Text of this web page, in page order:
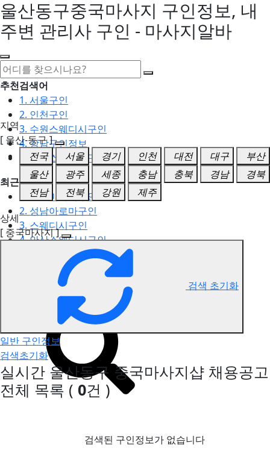
울산동구중국마사지 구인정보, 내
주변 관리사 구인 - 마사지알바
추천검색어
1. 서울구인
2. 인천구인
3. 수원스웨디시구인
4. 강남구인정보
5. 동탄스웨디시구인
최근검색어
1. 일산마사지구인
2. 성남아로마구인
3. 스웨디시구인
4. 안산스웨디시구인
5. 아로마구인
울산동구 중국마사지 구인정보
지역
[ 울산-동구 ]
전국
서울 경기 인천 대전 대구
부산
울산
광주 세종 충남 충북 경남
경북
전남
전북 강원
제주
상세
[ 중국마사지 ]
검색 초기화
일반 구인정보
검색초기화
실시간 울산동구 중국마사지샵 채용공고
전체 목록 ( 0건 )
검색된 구인정보가 없습니다